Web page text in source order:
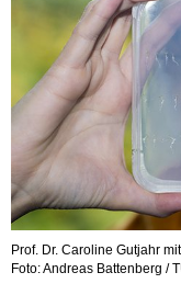
Prof. Dr. Caroline Gutjahr
Foto: Andreas Battenberg /